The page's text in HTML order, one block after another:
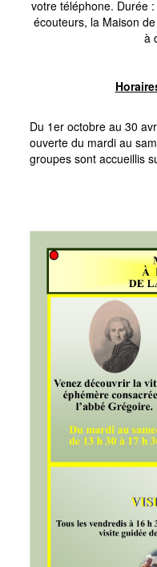
votre téléphone. Durée
écouteurs, la Maison
à
Du 1er octobre au 30
ouverte du mardi au
groupes sont accueillis